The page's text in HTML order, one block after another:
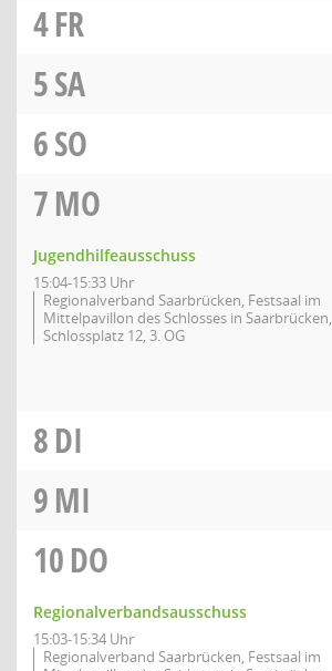
4FR
5SA
6SO
7MO
Jugendhilfeausschuss
15:04-15:33 Uhr
Regionalverband Saarbrücken, Festsaal im
Mittelpavillon des Schlosses in Saarbrücken,
Schlossplatz 12, 3. OG
8DI
9MI
10DO
Regionalverbandsausschuss
15:03-15:34 Uhr
Regionalverband Saarbrücken, Festsaal im